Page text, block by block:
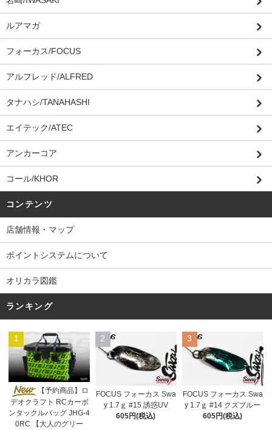
ルアマガ
フォーカス/FOCUS
アルフレッド/ALFRED
タナハシ/TANAHASHI
エイテック/ATEC
アンカーコア
コール/KHOR
コンテンツ
店舗情報・マップ
ポイントシステムについて
オリカラ図鑑
ランキング
1
【予約商品】ロ
デオクラフト RCカーボ
ンタックルバッグ JHG-4
0RC 【大人のグリー
2
FOCUS フォーカス Swa
y 1.7ｇ #15 誘惑UV
605円(税込)
3
FOCUS フォーカス Swa
y 1.7ｇ #14 クズブルー
605円(税込)